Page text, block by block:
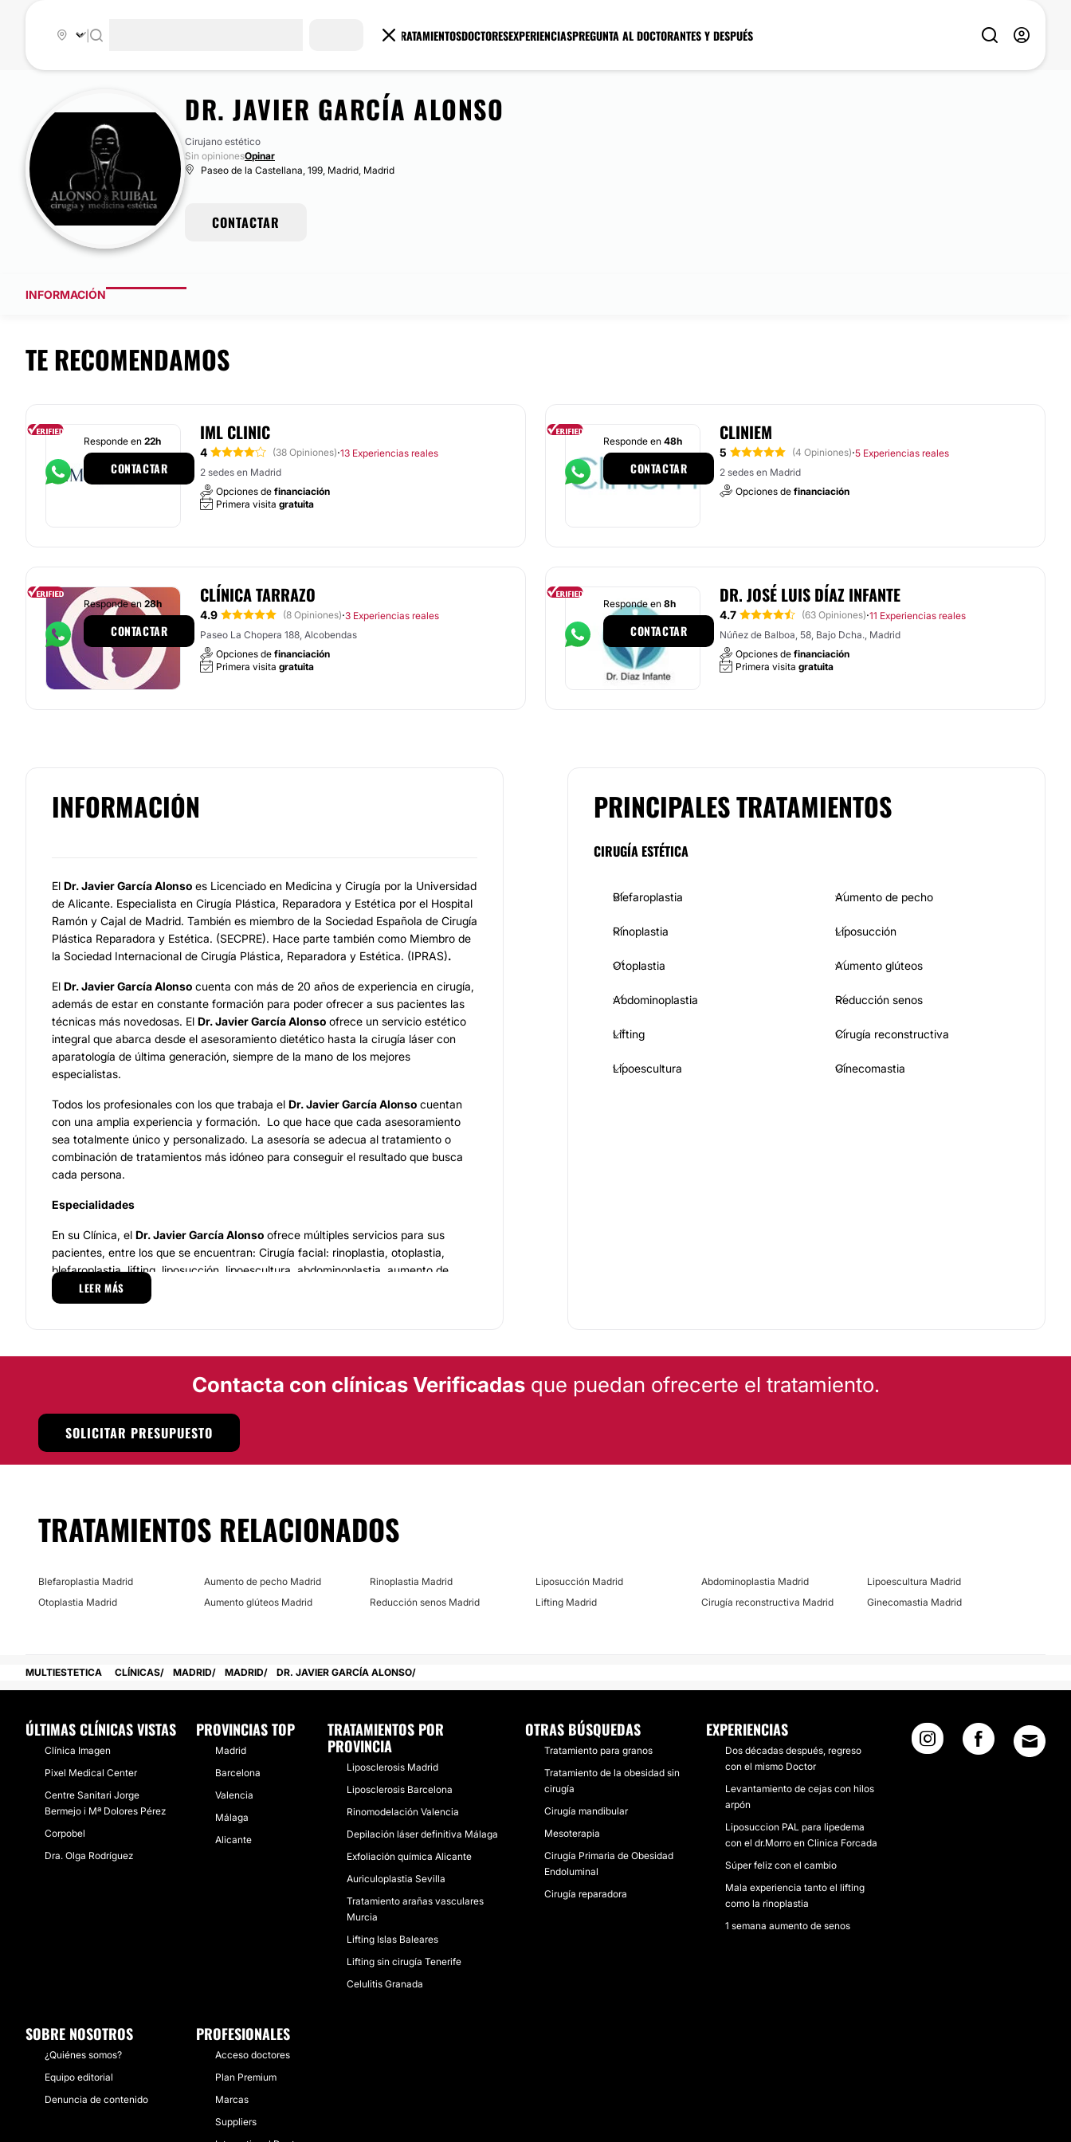
TRATAMIENTOSDOCTORESEXPERIENCIASPREGUNTA AL DOCTORANTES Y DESPUÉS
DR. JAVIER GARCÍA ALONSO
Cirujano estético
Sin opinionesOpinar
Paseo de la Castellana, 199, Madrid, Madrid
CONTACTAR
INFORMACIÓN
TE RECOMENDAMOS
IML CLINIC
4 (38 Opiniones)·13 Experiencias reales
2 sedes en Madrid
Opciones de financiación
Primera visita gratuita
Responde en 22h
CONTACTAR
CLINIEM
5 (4 Opiniones)·5 Experiencias reales
2 sedes en Madrid
Opciones de financiación
Responde en 48h
CONTACTAR
CLÍNICA TARRAZO
4.9 (8 Opiniones)·3 Experiencias reales
Paseo La Chopera 188, Alcobendas
Opciones de financiación
Primera visita gratuita
Responde en 28h
CONTACTAR
DR. JOSÉ LUIS DÍAZ INFANTE
4.7 (63 Opiniones)·11 Experiencias reales
Núñez de Balboa, 58, Bajo Dcha., Madrid
Opciones de financiación
Primera visita gratuita
Responde en 8h
CONTACTAR
INFORMACIÓN
El Dr. Javier García Alonso es Licenciado en Medicina y Cirugía por la Universidad
de Alicante. Especialista en Cirugía Plástica, Reparadora y Estética por el Hospital
Ramón y Cajal de Madrid. También es miembro de la Sociedad Española de Cirugía
Plástica Reparadora y Estética. (SECPRE). Hace parte también como Miembro de
la Sociedad Internacional de Cirugía Plástica, Reparadora y Estética. (IPRAS).
El Dr. Javier García Alonso cuenta con más de 20 años de experiencia en cirugía,
además de estar en constante formación para poder ofrecer a sus pacientes las
técnicas más novedosas. El Dr. Javier García Alonso ofrece un servicio estético
integral que abarca desde el asesoramiento dietético hasta la cirugía láser con
aparatología de última generación, siempre de la mano de los mejores
especialistas.
Todos los profesionales con los que trabaja el Dr. Javier García Alonso cuentan
con una amplia experiencia y formación. Lo que hace que cada asesoramiento
sea totalmente único y personalizado. La asesoría se adecua al tratamiento o
combinación de tratamientos más idóneo para conseguir el resultado que busca
cada persona.
Especialidades
En su Clínica, el Dr. Javier García Alonso ofrece múltiples servicios para sus
pacientes, entre los que se encuentran: Cirugía facial: rinoplastia, otoplastia,
blefaroplastia, lifting, liposucción, lipoescultura, abdominoplastia, aumento de
glúteos, lifting, cirugía mamaria, ginecomastia, cirugía reconstructiva, Rinoplastia,
Otoplastia, Blefaroplastia, Lifting, Liposucción, Lipoescultura, Aumento senos,
Dr. Javier García Alonsocuenta con nuevas instalaciones, se encuentran en la
que se caracteriza por la amplitud de los espacios y la buena comunicación con
todas las zonas de Madrid. Allí sus pacientes encontrarán servicios de alta calidad
y un trato personalizado que garantiza los mejores resultados en todos los
No
No
LEER MÁS
PRINCIPALES TRATAMIENTOS
CIRUGÍA ESTÉTICA
Blefaroplastia Aumento de pecho
Rinoplastia Liposucción
Otoplastia Aumento glúteos
Abdominoplastia Reducción senos
Lifting Cirugía reconstructiva
Lipoescultura Ginecomastia
Contacta con clínicas Verificadasque puedan ofrecerte el tratamiento.
SOLICITAR PRESUPUESTO
TRATAMIENTOS RELACIONADOS
Blefaroplastia Madrid Aumento de pecho Madrid Rinoplastia Madrid Liposucción Madrid Abdominoplastia Madrid
Lipoescultura Madrid
Otoplastia Madrid
Aumento glúteos Madrid Reducción senos Madrid Lifting Madrid Cirugía reconstructiva Madrid Ginecomastia Madrid
MULTIESTETICA CLÍNICAS MADRID MADRID DR. JAVIER GARCÍA ALONSO
ÚLTIMAS CLÍNICAS VISTAS
Clínica Imagen
Pixel Medical Center
Centre Sanitari Jorge
Bermejo i Mª Dolores Pérez
Corpobel
Dra. Olga Rodríguez
PROVINCIAS TOP
Madrid
Barcelona
Valencia
Málaga
Alicante
TRATAMIENTOS POR
PROVINCIA
Liposclerosis Madrid
Liposclerosis Barcelona
Rinomodelación Valencia
Depilación láser definitiva Málaga
Exfoliación química Alicante
Auriculoplastia Sevilla
Tratamiento arañas vasculares
Murcia
Lifting Islas Baleares
Lifting sin cirugía Tenerife
Celulitis Granada
OTRAS BÚSQUEDAS
Tratamiento para granos
Tratamiento de la obesidad sin
cirugía
Cirugía mandibular
Mesoterapia
Cirugía Primaria de Obesidad
Endoluminal
Cirugía reparadora
EXPERIENCIAS
Dos décadas después, regreso
con el mismo Doctor
Levantamiento de cejas con hilos
arpón
Liposuccion PAL para lipedema
con el dr.Morro en Clinica Forcada
Súper feliz con el cambio
Mala experiencia tanto el lifting
como la rinoplastia
1 semana aumento de senos
SOBRE NOSOTROS
¿Quiénes somos?
Equipo editorial
Denuncia de contenido
PROFESIONALES
Acceso doctores
Plan Premium
Marcas
Suppliers